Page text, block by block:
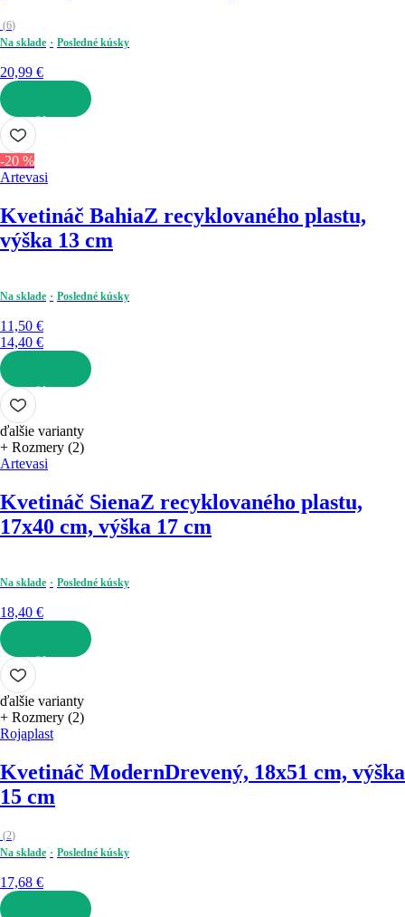
(6)
Na sklade
Posledné kúsky
20,99 €
DO KOŠÍKA
-20 %
Artevasi
Kvetináč BahiaZ recyklovaného plastu,
výška 13 cm
Na sklade Posledné kúsky
11,50 €
14,40 €
DO KOŠÍKA
ďalšie varianty
+ Rozmery (2)
Artevasi
Kvetináč SienaZ recyklovaného plastu,
17x40 cm, výška 17 cm
Na sklade Posledné kúsky
18,40 €
DO KOŠÍKA
ďalšie varianty
+ Rozmery (2)
Rojaplast
Kvetináč ModernDrevený, 18x51 cm, výška
15 cm
(2)
Na sklade
Posledné kúsky
17,68 €